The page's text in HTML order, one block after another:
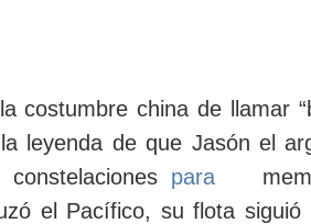
costumbre china de llamar
leyenda de que Jasón el
para
el Pacífico, su flota